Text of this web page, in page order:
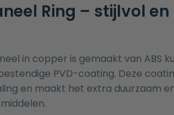
Ring – stijlvol en
in copper is gemaakt van ABS
PVD-coating. Deze
en maakt het extra duurzaam